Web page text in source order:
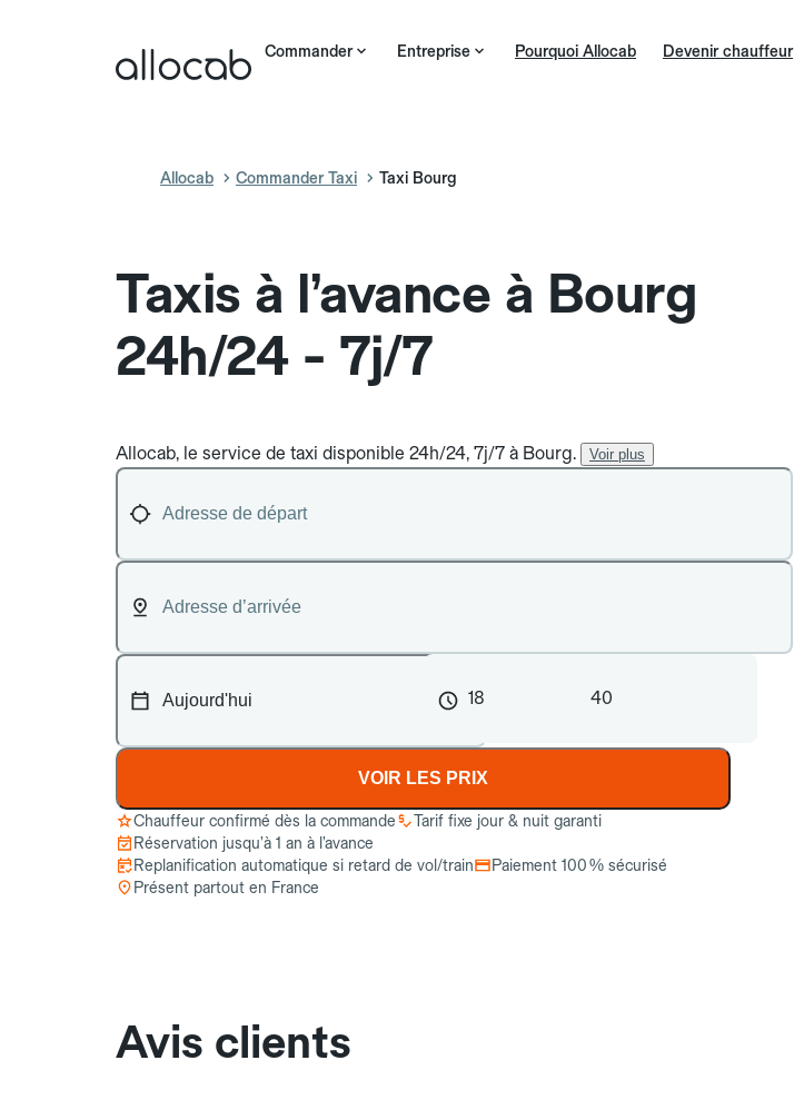
Commander Entreprise Pourquoi Allocab Devenir chauffeur
Allocab Commander Taxi Taxi Bourg
Taxis à l’avance à Bourg
24h/24 - 7j/7
Allocab, le service de taxi disponible 24h/24, 7j/7 à Bourg. Voir plus
18 40
VOIR LES PRIX
Chauffeur confirmé dès la commande
Tarif fixe jour & nuit garanti
Réservation jusqu’à 1 an à l’avance
Replanification automatique si retard de vol/train
Paiement 100 % sécurisé
Présent partout en France
Avis clients